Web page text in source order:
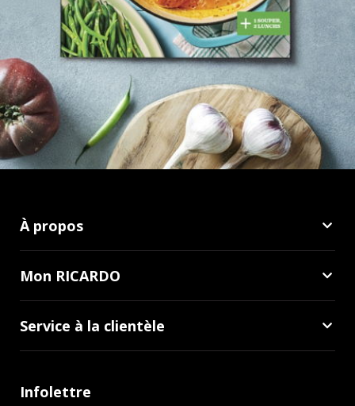
À propos
Mon RICARDO
Service à la clientèle
Infolettre